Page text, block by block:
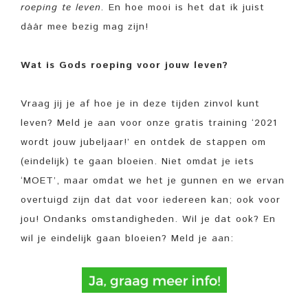
roeping te leven. En hoe mooi is het dat ik juist
dáár mee bezig mag zijn!
Wat is Gods roeping voor jouw leven?
Vraag jij je af hoe je in deze tijden zinvol kunt
leven? Meld je aan voor onze gratis training ‘2021
wordt jouw jubeljaar!’ en ontdek de stappen om
(eindelijk) te gaan bloeien. Niet omdat je iets
‘MOET’, maar omdat we het je gunnen en we ervan
overtuigd zijn dat dat voor iedereen kan; ook voor
jou! Ondanks omstandigheden. Wil je dat ook? En
wil je eindelijk gaan bloeien? Meld je aan: